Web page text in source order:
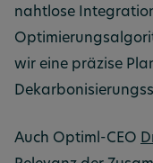
nahtlose
wir eine präzise
Auch Optiml-CEO